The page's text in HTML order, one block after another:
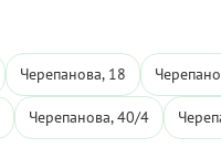
Черепанова, 18
Черепанова, 40/4